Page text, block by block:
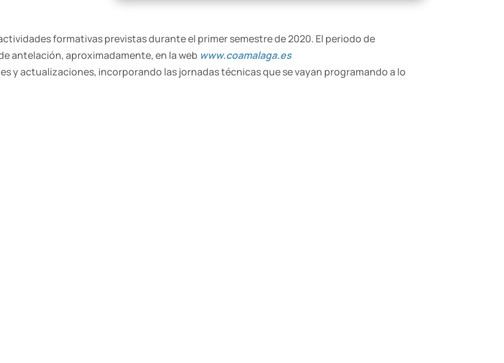
formativas previstas durante el primer semestre de 2020. El periodo de
antelación, aproximadamente, en la web www.coamalaga.es
y actualizaciones, incorporando las jornadas técnicas que se vayan programando a lo